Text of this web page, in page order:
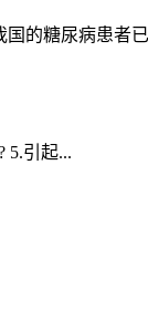
的糖尿病患者
5.引起...